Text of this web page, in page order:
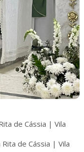
de Cássia | Vila
de Cássia | Vila